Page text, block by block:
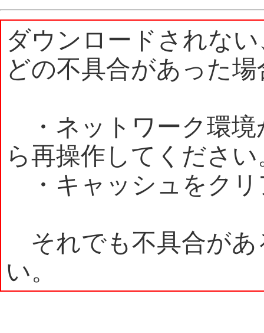
ダウンロードされな
どの不具合があった
・ネットワーク環境
ら再操作してください
・キャッシュをクリ
それでも不具合があ
い。